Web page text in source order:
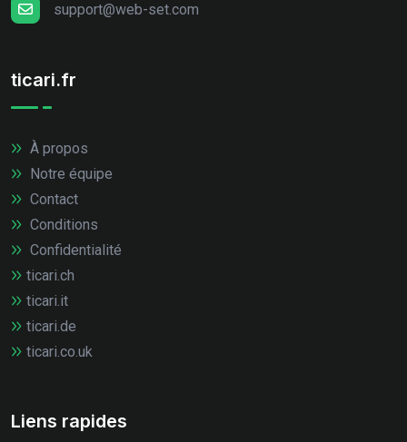
support@web-set.com
ticari.fr
À propos
Notre équipe
Contact
Conditions
Confidentialité
ticari.ch
ticari.it
ticari.de
ticari.co.uk
Liens rapides